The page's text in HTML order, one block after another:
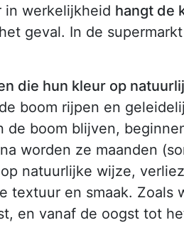
in werkelijkheid hangt de
geval. In de
die hun kleur op
boom rijpen en
de boom blijven,
worden ze maanden
natuurlijke wijze,
textuur en smaak.
en vanaf de oogst tot